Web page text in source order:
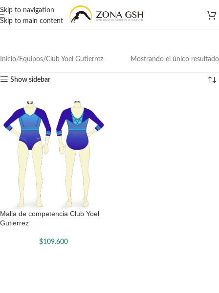
Skip to navigation
Skip to main content
Inicio Equipos Club Yoel Gutierrez Mostrando el único resultado
Show sidebar
Malla de competencia Club Yoel
Gutierrez
$109.600